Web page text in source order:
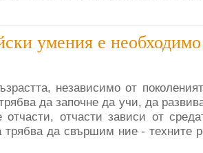
умения е необходимо
независимо от
да започне да учи, да
отчасти зависи от
трябва да свършим ние - техните